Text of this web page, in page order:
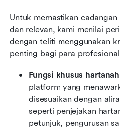
Untuk memastikan
dan relevan, kami menilai
dengan teliti menggunakan
penting bagi para
Fungsi khusus
platform yang
disesuaikan dengan
seperti penjejakan
petunjuk, pengurusan